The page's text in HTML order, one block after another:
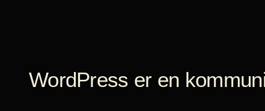
WordPress er en